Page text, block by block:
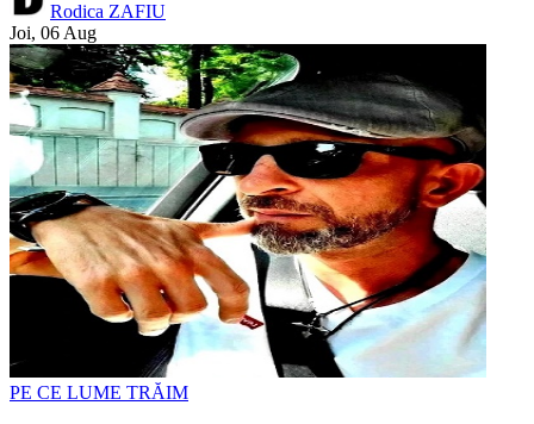
Rodica ZAFIU
Joi, 06 Aug
PE CE LUME TRĂIM